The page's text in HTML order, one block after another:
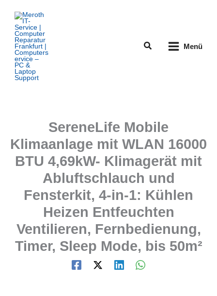
Inhalt
springen
Suchen Menü
SereneLife Mobile
Klimaanlage mit WLAN 16000
BTU 4,69kW- Klimagerät mit
Abluftschlauch und
Fensterkit, 4-in-1: Kühlen
Heizen Entfeuchten
Ventilieren, Fernbedienung,
Timer, Sleep Mode, bis 50m²